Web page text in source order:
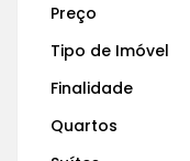
Preço
Tipo de Imóvel
Finalidade
Quartos